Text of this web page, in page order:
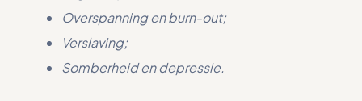
Overspanning en burn-out;
Verslaving;
Somberheid en depressie.